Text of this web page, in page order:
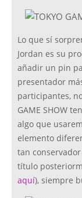
Lo que sí
Jordan es su
añadir un pin
presentador
participantes,
GAME SHOW
algo que
elemento
tan
título
aquí), siempre